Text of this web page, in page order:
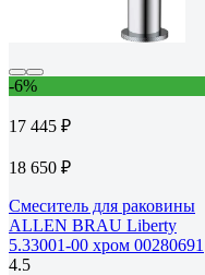
-6%
17 445 ₽
18 650 ₽
Смеситель для раковины
ALLEN BRAU Liberty
5.33001-00 хром 00280691
4.5